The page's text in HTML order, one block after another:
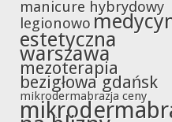
manicure hybrydowy
legionowo
estetyczna
warszawa
mezoterapia
bezigłowa gdańsk
mikrodermabrazja ceny